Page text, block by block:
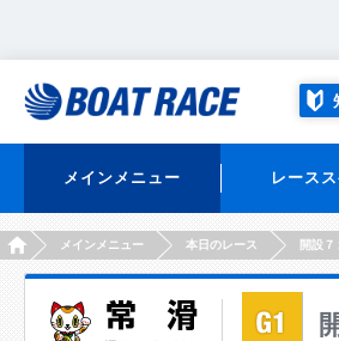
メインメニュー レース
HOMEメインメニュー 本日のレース 開設